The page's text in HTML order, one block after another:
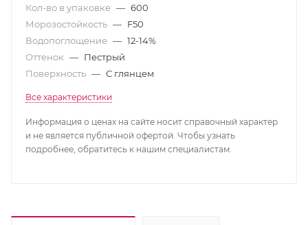
Кол-во в упаковке — 600
Морозостойкость — F50
Водопоглощение — 12-14%
Оттенок — Пестрый
Поверхность — С глянцем
Все характеристики
Информация о ценах на сайте носит справочный характер
и не является публичной офертой. Чтобы узнать
подробнее, обратитесь к нашим специалистам.